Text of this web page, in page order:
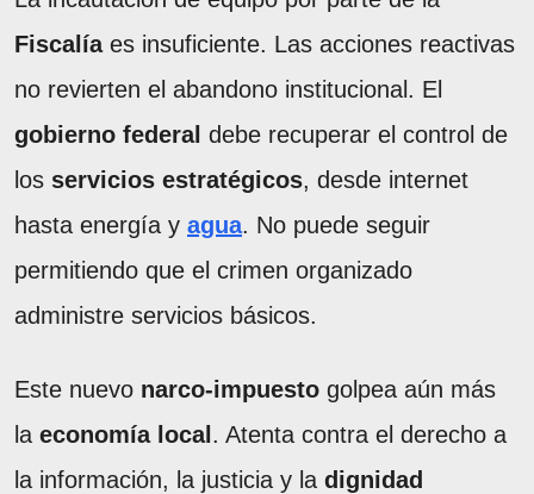
Fiscalíaes insuficiente. Las acciones reactivas
no revierten el abandono institucional. El
gobierno federal debe recuperar el control de
los servicios estratégicos, desde internet
hasta energía y agua. No puede seguir
permitiendo que el crimen organizado
administre servicios básicos.
Este nuevo narco‑impuesto golpea aún más
la economía local . Atenta contra el derecho a
la información, la justicia y la dignidad